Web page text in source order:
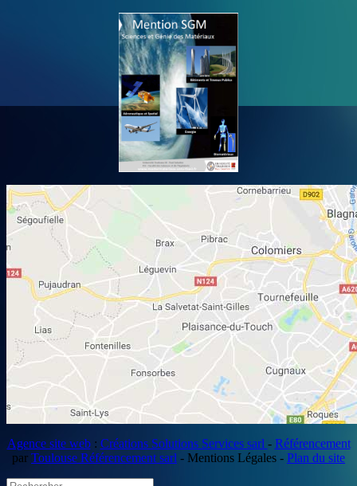
Agence site web: Créations Solutions Services sarl - Référencement
par Toulouse Référencement sarl - Mentions Légales - Plan du site